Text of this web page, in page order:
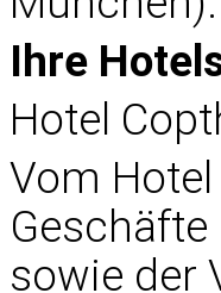
Ihre
Hotel
Vom
sowie der